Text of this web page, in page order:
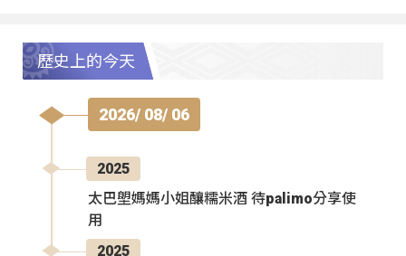
歷史上的今天
2026/ 08/ 06
2025
太巴塱媽媽小姐釀糯米酒 待palimo分享使
用
2025